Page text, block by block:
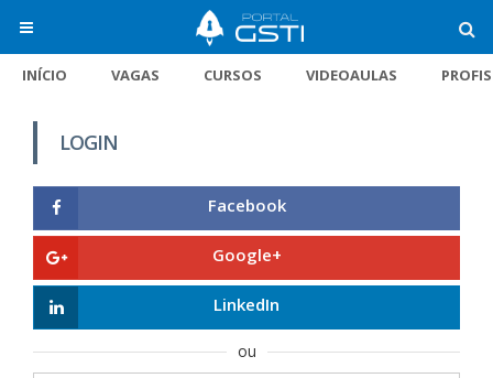
INÍCIO VAGAS CURSOS VIDEOAULAS
LOGIN
Facebook
Google+
LinkedIn
ou